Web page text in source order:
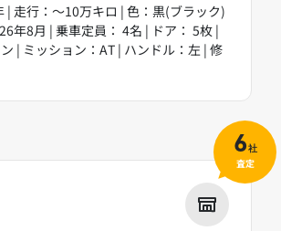
| 走行：～10万キロ | 色：黒(ブラック)
年8月 | 乗車定員： 4名 | ドア： 5枚 |
| ミッション：AT | ハンドル：左 | 修
6社
査定